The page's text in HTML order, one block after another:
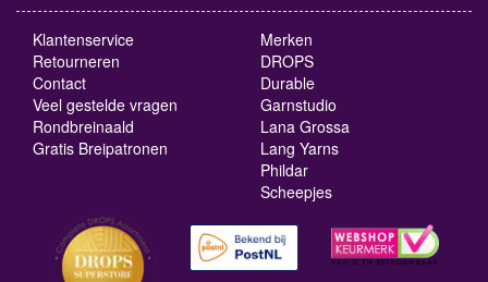
Klantenservice
Retourneren
Contact
Veel gestelde vragen
Rondbreinaald
Gratis Breipatronen
Merken
DROPS
Durable
Garnstudio
Lana Grossa
Lang Yarns
Phildar
Scheepjes